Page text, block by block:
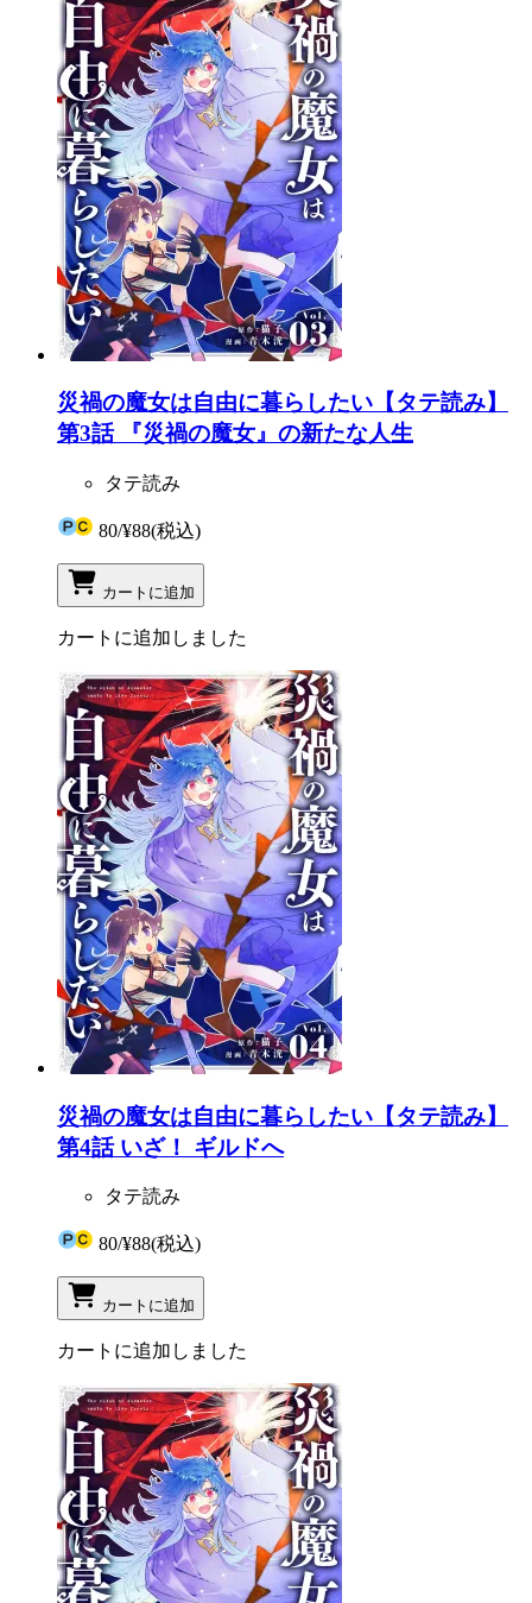
災禍の魔女は自由に暮らしたい【タテ読み】
第3話 『災禍の魔女』の新たな人生
タテ読み
80/¥88(税込)
カートに追加
カートに追加しました
災禍の魔女は自由に暮らしたい【タテ読み】
第4話 いざ！ ギルドへ
タテ読み
80/¥88(税込)
カートに追加
カートに追加しました